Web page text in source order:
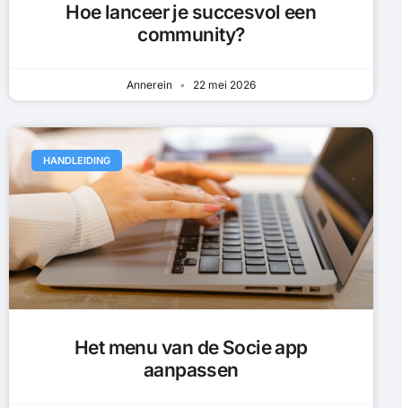
Hoe lanceer je succesvol een
community?
Annerein 22 mei 2026
HANDLEIDING
Het menu van de Socie app
aanpassen